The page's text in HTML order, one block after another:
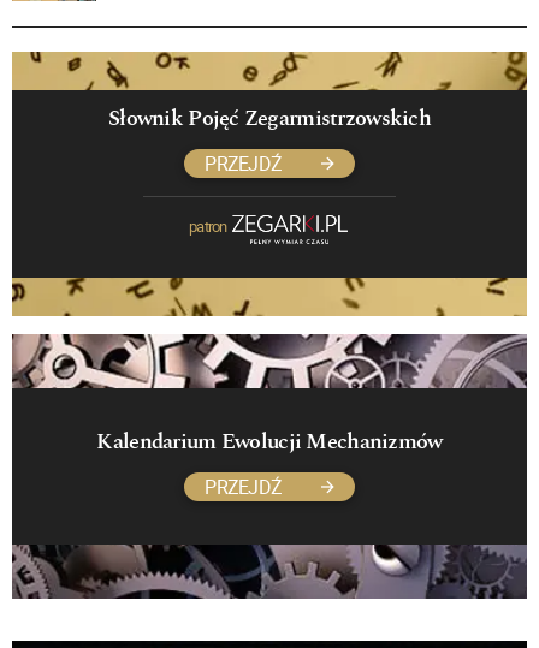
Słownik Pojęć Zegarmistrzowskich
PRZEJDŹ
patron
Kalendarium Ewolucji Mechanizmów
PRZEJDŹ